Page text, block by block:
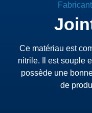
Ce matériau est
nitrile. Il est souple
possède une
de